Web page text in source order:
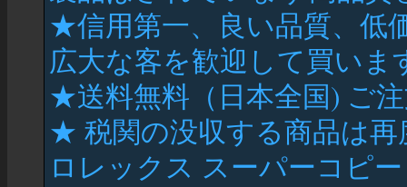
★信用第一、良い品質、低
広大な客を歓迎して買いま
★送料無料（日本全国) ご
★ 税関の没収する商品は
ロレックス スーパーコピ